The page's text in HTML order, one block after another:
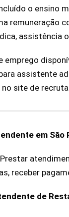
o ensino
remuneração
assistência
emprego
assistente
site de
em São
receber
de